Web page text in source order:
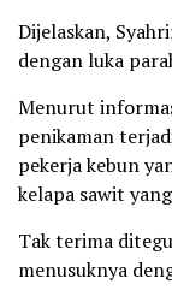
Dijelaskan,
dengan luka
Menurut
penikaman
pekerja kebun
kelapa sawit
Tak terima
menusuknya